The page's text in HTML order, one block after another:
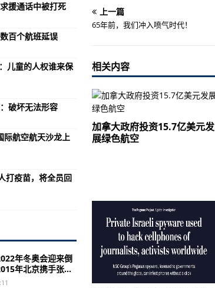
黄河中下游水旱灾害防御Ⅳ级应急响应
诊病例65例，其中本土病例8例（均在云南）
这回或许要栽了，经验教训是男人腰带也要紧
种兵，美国海军特种战斗艇乘员，制服也是独一份
拖船”
面纱，沈飞舒了一口气，歼-31表示毫无压力
幕布，进气道照片首次公布
末：为了战士的安全，不幸踩中反步兵地雷
宣布增产，伊朗军舰现身英吉利海峡
帮中国人脱贫？醒一醒，中国铁矿石进口量三连降
，主动公布坦克机密文件，国防部大怒，监禁14年
传票”：2天内必须到，俄：绍伊古开坦克去
的“美国病”：儿童的人权谁来保障？
上一篇
65年前，我们冲入喷气时代！
相关内容
加拿大政府投资15.7亿美元发
展绿色航空
援通话中被打死
百个航班延误
儿童的人权谁来保
破坏无法形容
际航空航天沙龙上
打疫苗，将全员回
年冬奥会迎来倒
年北京携手张...